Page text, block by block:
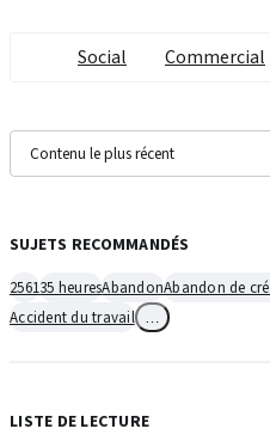
Social Commercial
SUJETS RECOMMANDÉS
256135 heuresAbandonAbandon de
Accident du travail
LISTE DE LECTURE